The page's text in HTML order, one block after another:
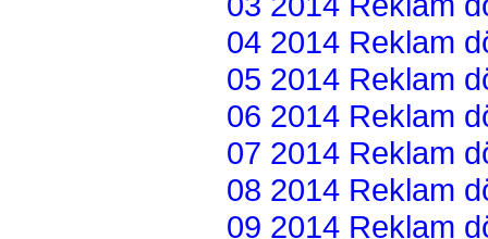
04 2014 Reklam
05 2014 Reklam
06 2014 Reklam
07 2014 Reklam
08 2014 Reklam
09 2014 Reklam